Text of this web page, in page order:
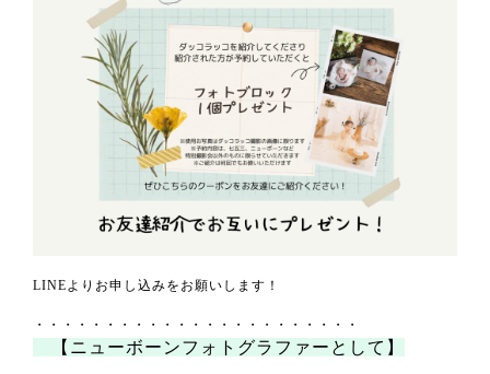
LINEよりお申し込みをお願いします！
・・・・・・・・・・・・・・・・・・・・・・・
【ニューボーンフォトグラファーとして】